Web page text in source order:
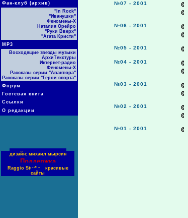
Фан-клуб (архив)
"In Rock"
"Иванушки"
Феномены-Х
Наталия Орейро
"Руки Вверх"
"Агата Кристи"
МР3
Восходящие звезды музыки
АрхиТекстуры
Интернет-радио
Феномены-Х
Рассказы серии "Авантюра"
Рассказы серии "Герои спорта"
Форум
Гостевая книга
Ссылки
О редакции
дизайн: михаил мырсин
Поддержка
Raggio Studio - красивые
сайты
№07 - 2001
№06 - 2001
№05 - 2001
№04 - 2001
№03 - 2001
№02 - 2001
№01 - 2001